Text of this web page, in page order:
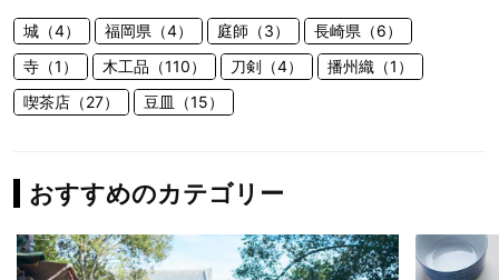
城（4） 福岡県（4） 庭師（3）
長崎県（6）
寺（1）
木工品（110） 刀剣（4）
播州織（1）
喫茶店（27）
豆皿（15）
おすすめのカテゴリー